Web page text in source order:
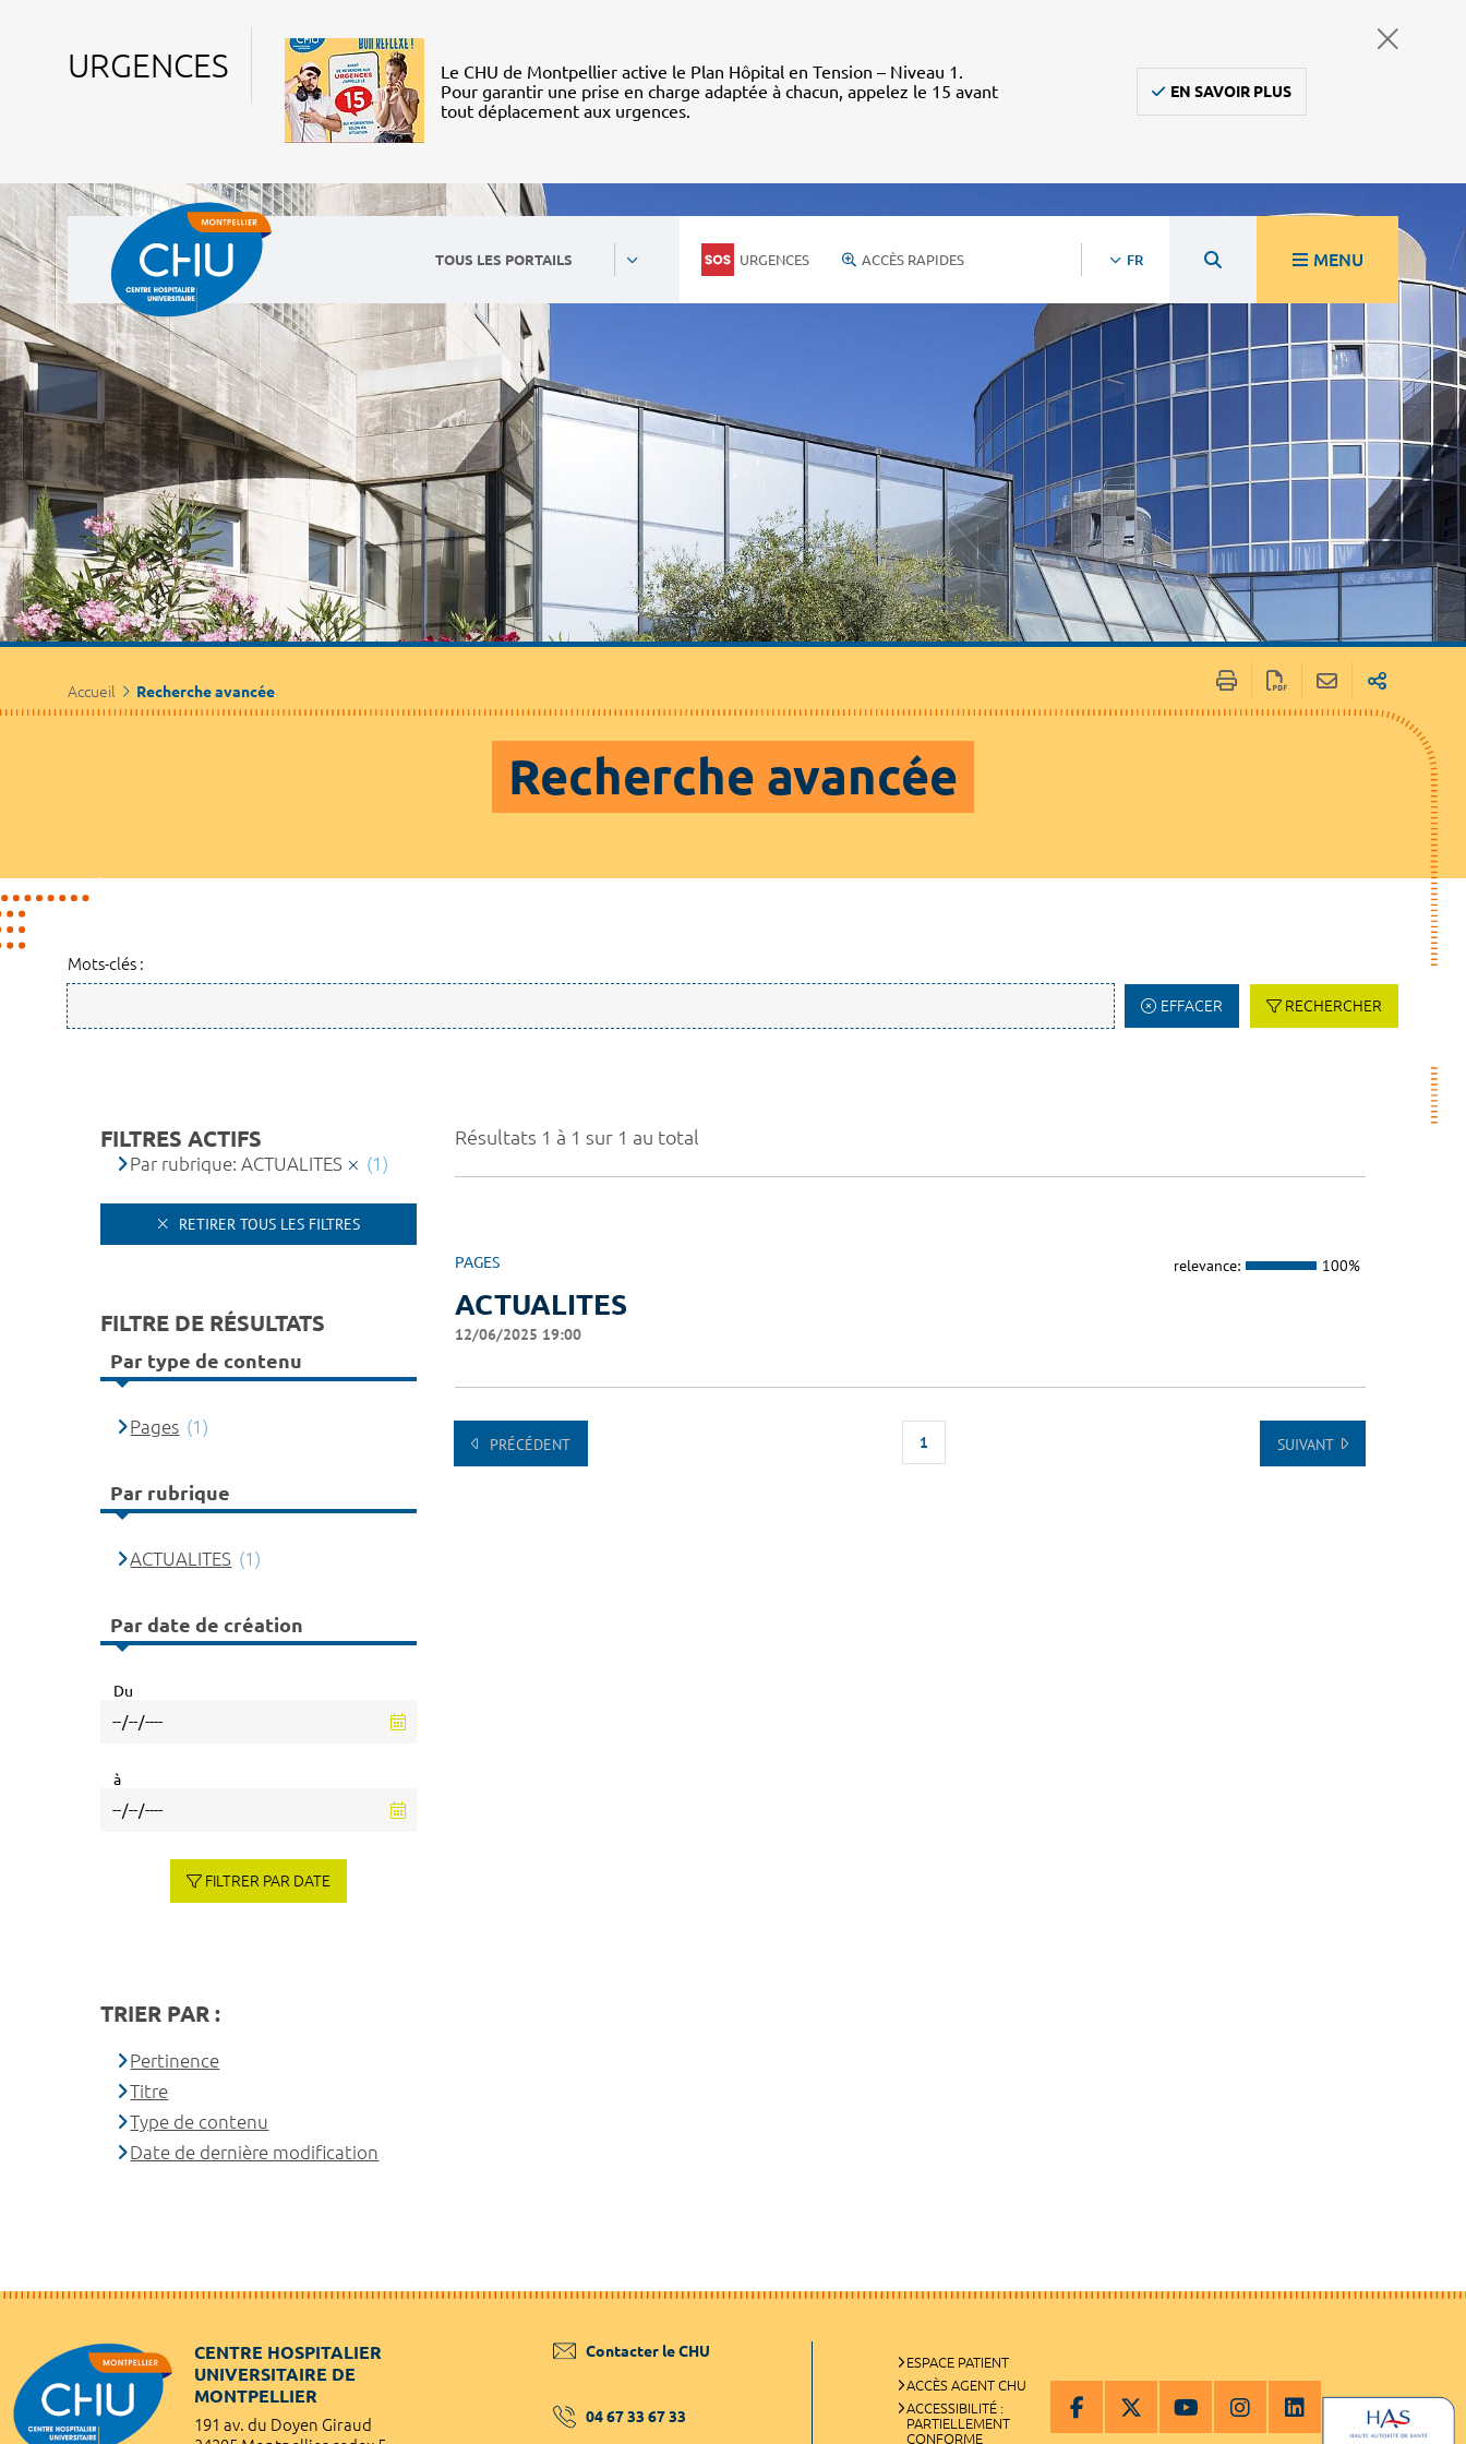
URGENCES
Le CHU de Montpellier active le Plan Hôpital en Tension – Niveau 1.
Pour garantir une prise en charge adaptée à chacun, appelez le 15 avant
tout déplacement aux urgences.
EN SAVOIR PLUS
TOUS LES PORTAILS URGENCES ACCÈS RAPIDES FR MENU
Accueil Recherche avancée
Recherche avancée
Mots-clés :
EFFACER RECHERCHER
Résultats 1 à 1 sur 1 au total
PAGES relevance: 100%
ACTUALITES
12/06/2025 19:00
PRÉCÉDENT 1 SUIVANT
FILTRES ACTIFS
Par rubrique: ACTUALITES (1)
RETIRER TOUS LES FILTRES
FILTRE DE RÉSULTATS
Par type de contenu
Pages (1)
Par rubrique
ACTUALITES (1)
Par date de création
Du
à
FILTRER PAR DATE
TRIER PAR :
Pertinence
Titre
Type de contenu
Date de dernière modification
CENTRE HOSPITALIER
UNIVERSITAIRE DE
MONTPELLIER
191 av. du Doyen Giraud
Contacter le CHU
04 67 33 67 33
ESPACE PATIENT
ACCÈS AGENT CHU
ACCESSIBILITÉ :
PARTIELLEMENT
CONFORME